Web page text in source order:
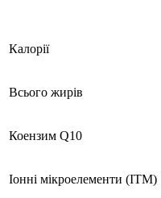
Калорії
Всього жирів
Коензим Q10
Іонні мікроелементи (ITM)